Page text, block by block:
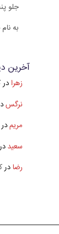
جلو
به
آخرین
زهرا در
نرگس
مریم
سعید
رضا در